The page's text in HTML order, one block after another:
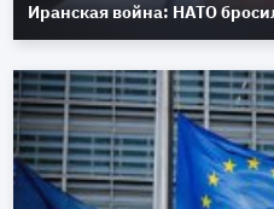
Иранская война: НАТО